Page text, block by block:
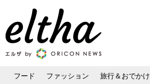
フード ファッション 旅行＆おでかけ